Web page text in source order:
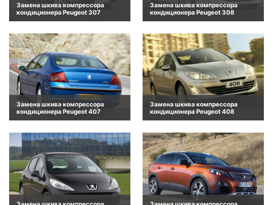
Замена шкива компрессора
кондиционера Peugeot 307
Замена шкива компрессора
кондиционера Peugeot 308
Замена шкива компрессора
кондиционера Peugeot 407
Замена шкива компрессора
кондиционера Peugeot 408
Замена шкива компрессора
Замена шкива компрессора